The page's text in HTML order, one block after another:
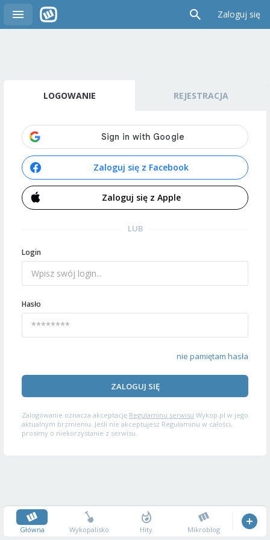
Zaloguj się
LOGOWANIE REJESTRACJA
Zaloguj się z Facebook
Zaloguj się z Apple
LUB
Login
Hasło
nie pamiętam hasła
ZALOGUJ SIĘ
Zalogowanie oznacza akceptację Regulaminu serwisu Wykop.pl w jego
aktualnym brzmieniu. Jeśli nie akceptujesz Regulaminu w całości,
prosimy o niekorzystanie z serwisu.
Główna Wykopalisko Hity Mikroblog